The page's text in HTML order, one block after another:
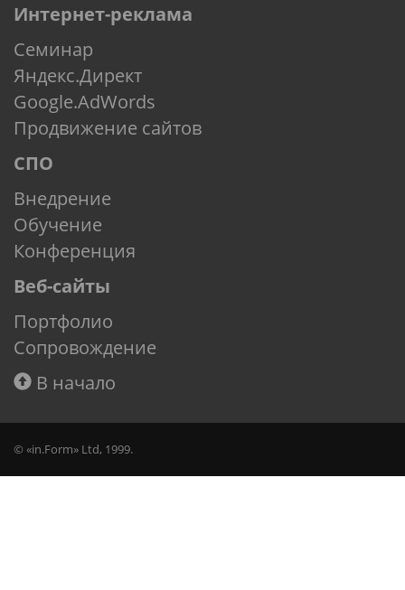
Интернет-реклама
Семинар
Яндекс.Директ
Google.AdWords
Продвижение сайтов
СПО
Внедрение
Обучение
Конференция
Веб-сайты
Портфолио
Сопровождение
В начало
© «in.Form» Ltd, 1999.